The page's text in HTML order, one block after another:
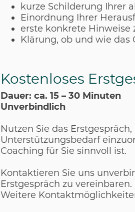
kurze Schilderung Ihrer
Einordnung Ihrer
erste konkrete Hinweise
Klärung, ob und wie das
Kostenloses
Dauer: ca. 15 – 30 Minuten
Unverbindlich
Nutzen Sie das
Unterstützungsbedarf
Coaching für Sie sinnvoll ist.
Kontaktieren Sie uns
Erstgespräch zu vereinbaren.
Weitere